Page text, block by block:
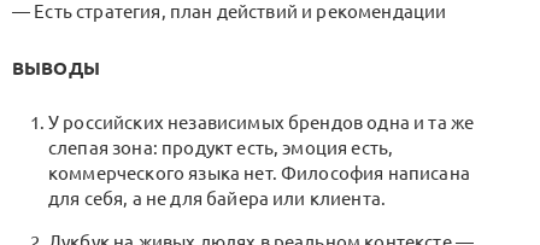
— Есть стратегия, план действий и рекомендации
ВЫВОДЫ
У российских независимых брендов одна и та же
слепая зона: продукт есть, эмоция есть,
коммерческого языка нет. Философия написана
для себя, а не для байера или клиента.